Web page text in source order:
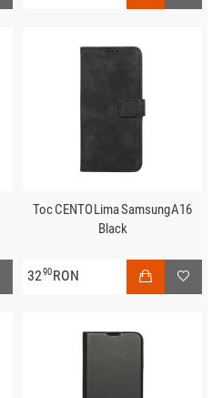
Toc CENTO Lima Samsung A16
Black
3290RON